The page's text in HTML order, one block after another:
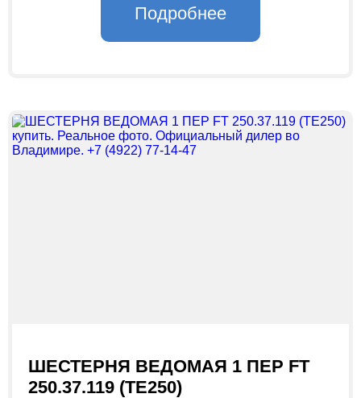
Подробнее
ШЕСТЕРНЯ ВЕДОМАЯ 1 ПЕP FT
250.37.119 (TE250)